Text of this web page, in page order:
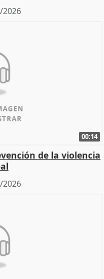
2026
00:14
de la violencia
2026